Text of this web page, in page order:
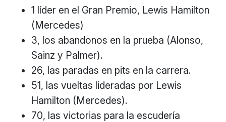
1 líder en el Gran Premio, Lewis Hamilton
(Mercedes)
3, los abandonos en la prueba (Alonso,
Sainz y Palmer).
26, las paradas en pits en la carrera.
51, las vueltas lideradas por Lewis
Hamilton (Mercedes).
70, las victorias para la escudería